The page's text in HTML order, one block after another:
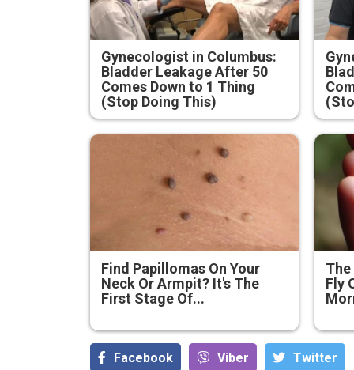
Gynecologist in Columbus:
Bladder Leakage After 50
Comes Down to 1 Thing
(Stop Doing This)
Find Papillomas On Your
Neck Or Armpit? It's The
First Stage Of...
Fly
Facebook Viber Тwitter